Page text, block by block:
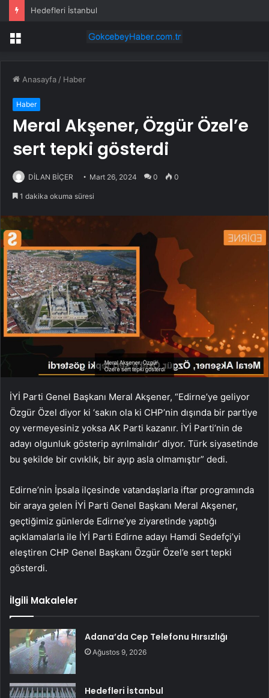
Hedefleri İstanbul
Menü
Anasayfa / Haber
Haber
Meral Akşener, Özgür Özel’e
sert tepki gösterdi
DİLAN BİÇER Mart 26, 2024 0 0
1 dakika okuma süresi
İYİ Parti Genel Başkanı Meral Akşener, “Edirne’ye geliyor
Özgür Özel diyor ki ‘sakın ola ki CHP’nin dışında bir partiye
oy vermeyesiniz yoksa AK Parti kazanır. İYİ Parti’nin de
adayı olgunluk gösterip ayrılmalıdır’ diyor. Türk siyasetinde
bu şekilde bir cıvıklık, bir ayıp asla olmamıştır” dedi.
Edirne’nin İpsala ilçesinde vatandaşlarla iftar programında
bir araya gelen İYİ Parti Genel Başkanı Meral Akşener,
geçtiğimiz günlerde Edirne’ye ziyaretinde yaptığı
açıklamalarla ile İYİ Parti Edirne adayı Hamdi Sedefçi’yi
eleştiren CHP Genel Başkanı Özgür Özel’e sert tepki
gösterdi.
İlgili Makaleler
Adana’da Cep Telefonu Hırsızlığı
Ağustos 9, 2026
Hedefleri İstanbul